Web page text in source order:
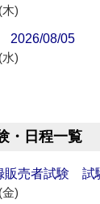
)
2026/08/05
)
・日程一覧
売者試験 試
)